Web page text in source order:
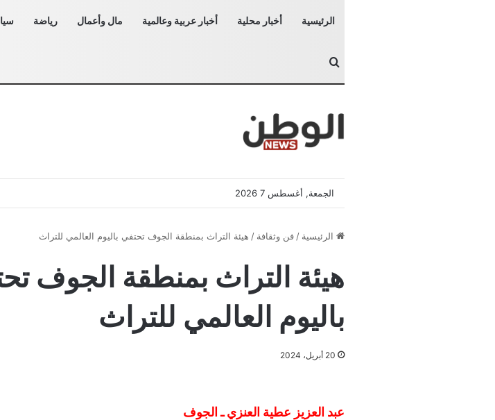
الرئيسية أخبار محلية أخبار عربية وعالمية مال وأعمال رياضة
بحث عن
الجمعة, أغسطس 7 2026
الرئيسية / فن وثقافة / هيئة التراث بمنطقة ⁧‫الجوف‬⁩ تحتفي باليوم العالمي للتراث
هيئة التراث بمنطقة ⁧‫الجوف‬⁩
باليوم العالمي للتراث
20 أبريل، 2024
عبد العزيز عطية العنزي ـ الجوف